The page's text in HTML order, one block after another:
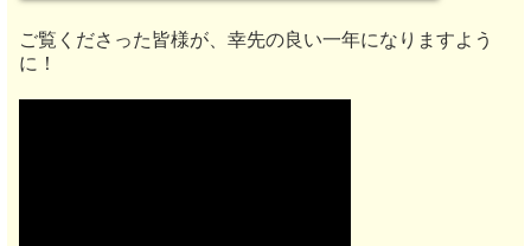
ご覧くださった皆様が、幸先の良い一年になりますよう
に！